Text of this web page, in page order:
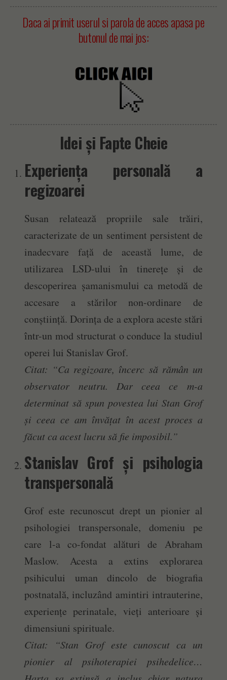
Daca ai primit userul si parola de acces apasa pe
butonul de mai jos:
Idei și Fapte Cheie
Experiența personală a
regizoarei
Susan relatează propriile sale trăiri,
caracterizate de un sentiment persistent de
inadecvare față de această lume, de
utilizarea LSD-ului în tinerețe și de
descoperirea șamanismului ca metodă de
accesare a stărilor non-ordinare de
conștiință. Dorința de a explora aceste stări
într-un mod structurat o conduce la studiul
operei lui Stanislav Grof.
Citat: “Ca regizoare, încerc să rămân un
observator neutru. Dar ceea ce m-a
determinat să spun povestea lui Stan Grof
și ceea ce am învățat în acest proces a
făcut ca acest lucru să fie imposibil.”
Stanislav Grof și psihologia
transpersonală
Grof este recunoscut drept un pionier al
psihologiei transpersonale, domeniu pe
care l-a co-fondat alături de Abraham
Maslow. Acesta a extins explorarea
psihicului uman dincolo de biografia
postnatală, incluzând amintiri intrauterine,
experiențe perinatale, vieți anterioare și
dimensiuni spirituale.
Citat: “Stan Grof este cunoscut ca un
pionier al psihoterapiei psihedelice…